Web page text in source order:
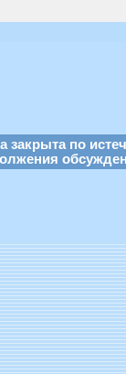
закрыта по